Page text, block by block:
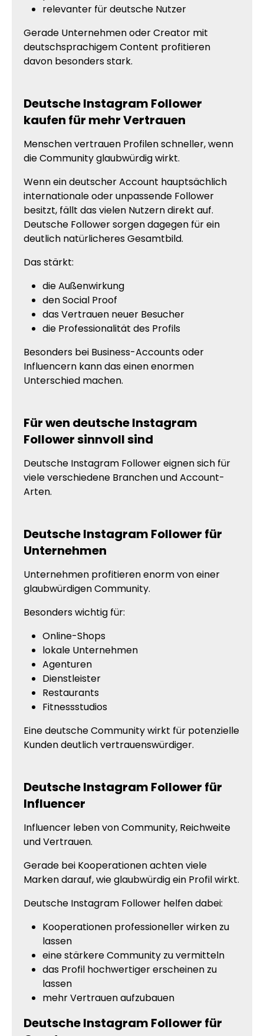
relevanter für deutsche Nutzer
Gerade Unternehmen oder Creator mit
deutschsprachigem Content profitieren
davon besonders stark.
Deutsche Instagram Follower
kaufen für mehr Vertrauen
Menschen vertrauen Profilen schneller, wenn
die Community glaubwürdig wirkt.
Wenn ein deutscher Account hauptsächlich
internationale oder unpassende Follower
besitzt, fällt das vielen Nutzern direkt auf.
Deutsche Follower sorgen dagegen für ein
deutlich natürlicheres Gesamtbild.
Das stärkt:
die Außenwirkung
den Social Proof
das Vertrauen neuer Besucher
die Professionalität des Profils
Besonders bei Business-Accounts oder
Influencern kann das einen enormen
Unterschied machen.
Für wen deutsche Instagram
Follower sinnvoll sind
Deutsche Instagram Follower eignen sich für
viele verschiedene Branchen und Account-
Arten.
Deutsche Instagram Follower für
Unternehmen
Unternehmen profitieren enorm von einer
glaubwürdigen Community.
Besonders wichtig für:
Online-Shops
lokale Unternehmen
Agenturen
Dienstleister
Restaurants
Fitnessstudios
Eine deutsche Community wirkt für potenzielle
Kunden deutlich vertrauenswürdiger.
Deutsche Instagram Follower für
Influencer
Influencer leben von Community, Reichweite
und Vertrauen.
Gerade bei Kooperationen achten viele
Marken darauf, wie glaubwürdig ein Profil wirkt.
Deutsche Instagram Follower helfen dabei:
Kooperationen professioneller wirken zu
lassen
eine stärkere Community zu vermitteln
das Profil hochwertiger erscheinen zu
lassen
mehr Vertrauen aufzubauen
Deutsche Instagram Follower für